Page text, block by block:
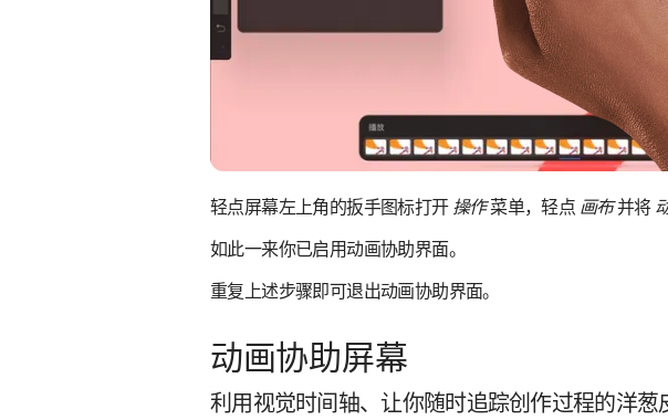
轻点屏幕左上角的扳手图标打开操作菜单，轻点 画布并将
如此一来你已启用动画协助界面。
重复上述步骤即可退出动画协助界面。
动画协助屏幕
利用视觉时间轴、让你随时追踪创作过程的洋